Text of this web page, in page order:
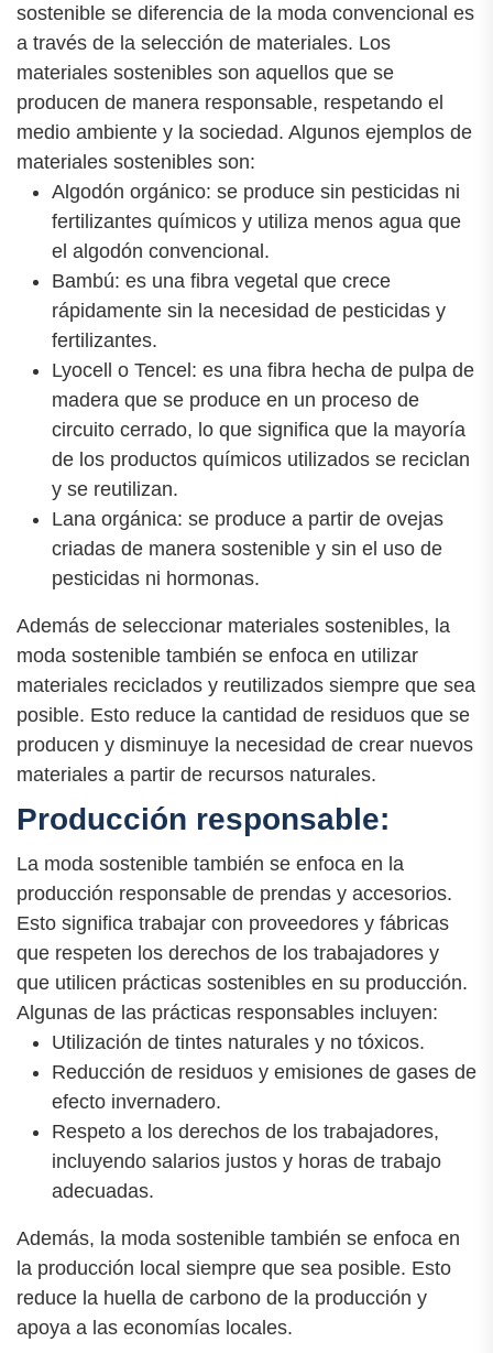
sostenible se diferencia de la moda convencional es
a través de la selección de materiales. Los
materiales sostenibles son aquellos que se
producen de manera responsable, respetando el
medio ambiente y la sociedad. Algunos ejemplos de
materiales sostenibles son:
Algodón orgánico: se produce sin pesticidas ni
fertilizantes químicos y utiliza menos agua que
el algodón convencional.
Bambú: es una fibra vegetal que crece
rápidamente sin la necesidad de pesticidas y
fertilizantes.
Lyocell o Tencel: es una fibra hecha de pulpa de
madera que se produce en un proceso de
circuito cerrado, lo que significa que la mayoría
de los productos químicos utilizados se reciclan
y se reutilizan.
Lana orgánica: se produce a partir de ovejas
criadas de manera sostenible y sin el uso de
pesticidas ni hormonas.
Además de seleccionar materiales sostenibles, la
moda sostenible también se enfoca en utilizar
materiales reciclados y reutilizados siempre que sea
posible. Esto reduce la cantidad de residuos que se
producen y disminuye la necesidad de crear nuevos
materiales a partir de recursos naturales.
Producción responsable:
La moda sostenible también se enfoca en la
producción responsable de prendas y accesorios.
Esto significa trabajar con proveedores y fábricas
que respeten los derechos de los trabajadores y
que utilicen prácticas sostenibles en su producción.
Algunas de las prácticas responsables incluyen:
Utilización de tintes naturales y no tóxicos.
Reducción de residuos y emisiones de gases de
efecto invernadero.
Respeto a los derechos de los trabajadores,
incluyendo salarios justos y horas de trabajo
adecuadas.
Además, la moda sostenible también se enfoca en
la producción local siempre que sea posible. Esto
reduce la huella de carbono de la producción y
apoya a las economías locales.